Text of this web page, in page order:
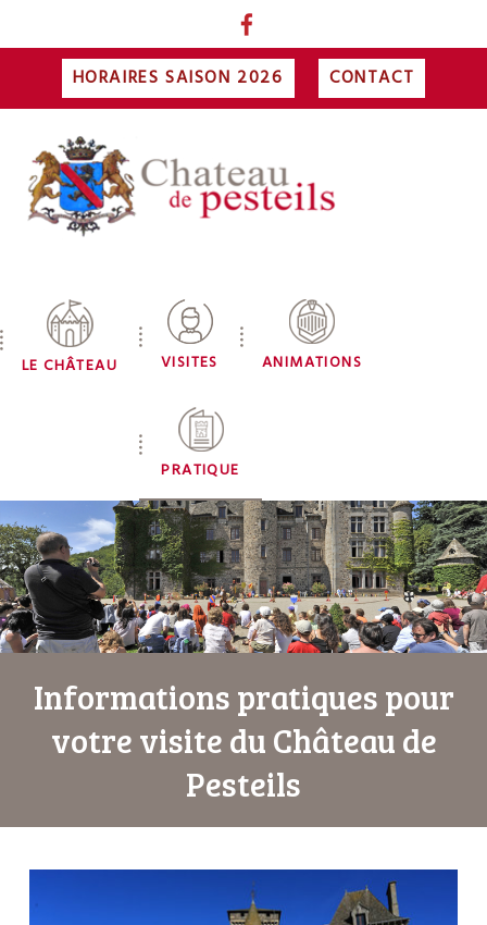
HORAIRES SAISON 2026 CONTACT
LE CHÂTEAU VISITES ANIMATIONS
PRATIQUE
Informations pratiques pour
votre visite du Château de
Pesteils